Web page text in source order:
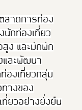
ลาดการท่อง
นักท่องเที่ยว
ง และมักพัก
และพัฒนา
องเที่ยวกลุ่ม
างของ
ที่ยวอย่างยั่งยืน